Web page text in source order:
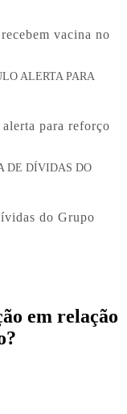
vacina no
para reforço
do Grupo
em relação